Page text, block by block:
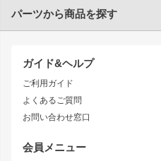
ガイド&ヘルプ
ご利用ガイド
よくあるご質問
お問い合わせ窓口
会員メニュー
トヨタ
JZX90 CHASER
JZX110 MARK II
JZX100 MARK II
JZX90 MARK II
トレノ
パーツから商品を探す
エアロシリーズ
ドリフトライン
風神
雷神